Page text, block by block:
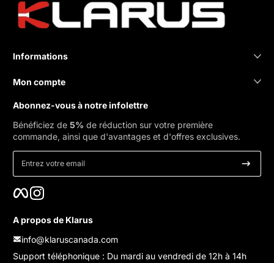
Informations
Mon compte
Abonnez-vous à notre infolettre
Bénéficiez de 5% de réduction sur votre première
commande, ainsi que d'avantages et d'offres exclusives.
Entrez votre email
Facebook
A propos de Klarus
info@klaruscanada.com
Support téléphonique : Du mardi au vendredi de 12h à 14h